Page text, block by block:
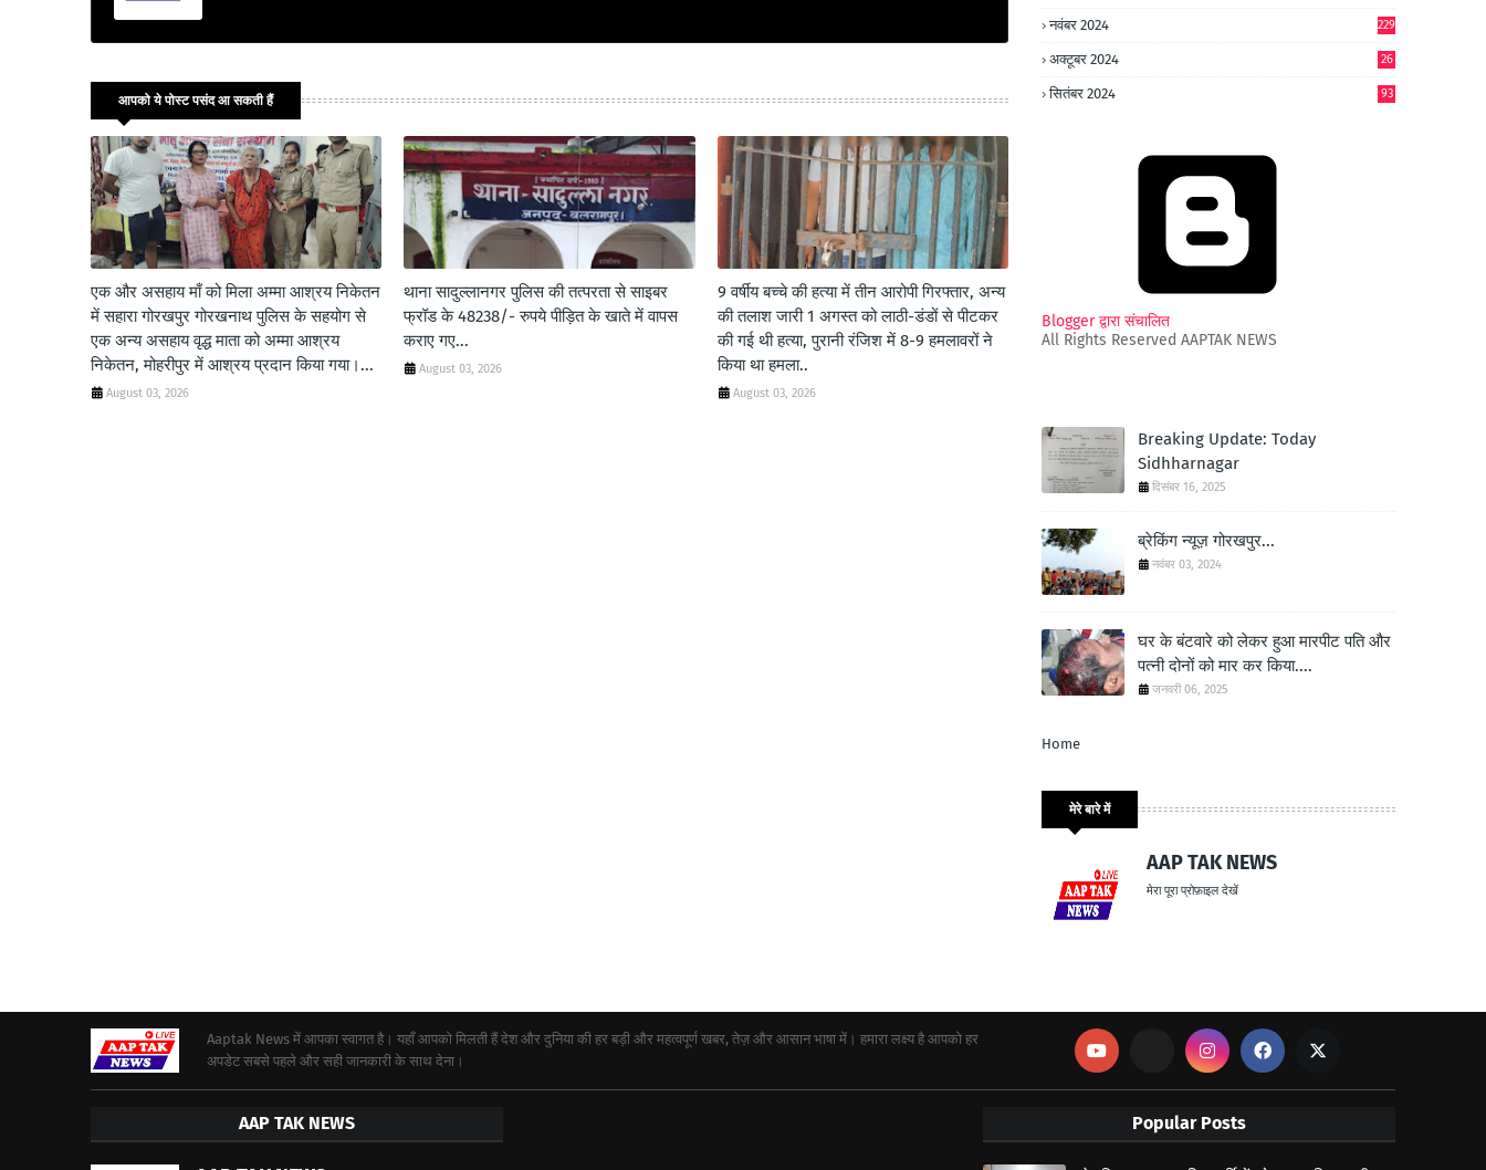
आपको ये पोस्ट पसंद आ सकती हैं
एक और असहाय माँ को मिला अम्मा आश्रय निकेतन
में सहारा गोरखपुर गोरखनाथ पुलिस के सहयोग से
एक अन्य असहाय वृद्ध माता को अम्मा आश्रय
निकेतन, मोहरीपुर में आश्रय प्रदान किया गया।...
August 03, 2026
थाना सादुल्लानगर पुलिस की तत्परता से साइबर
फ्रॉड के 48238/- रुपये पीड़ित के खाते में वापस
कराए गए...
August 03, 2026
9 वर्षीय बच्चे की हत्या में तीन आरोपी गिरफ्तार, अन्य
की तलाश जारी 1 अगस्त को लाठी-डंडों से पीटकर
की गई थी हत्या, पुरानी रंजिश में 8-9 हमलावरों ने
किया था हमला..
August 03, 2026
नवंबर 2024 229
अक्टूबर 2024
26
सितंबर 2024 93
Blogger द्वारा संचालित
All Rights Reserved AAPTAK NEWS
Breaking Update: Today
Sidhharnagar
दिसंबर 16, 2025
ब्रेकिंग न्यूज़ गोरखपुर...
नवंबर 03, 2024
घर के बंटवारे को लेकर हुआ मारपीट पति और
पत्नी दोनों को मार कर किया....
जनवरी 06, 2025
Home
मेरे बारे में
AAP TAK NEWS
मेरा पूरा प्रोफ़ाइल देखें
Aaptak News में आपका स्वागत है। यहाँ आपको मिलती हैं देश और दुनिया की हर बड़ी और महत्वपूर्ण खबर, तेज़ और आसान भाषा में। हमारा लक्ष्य है आपको हर
अपडेट सबसे पहले और सही जानकारी के साथ देना।
AAP TAK NEWS Popular Posts